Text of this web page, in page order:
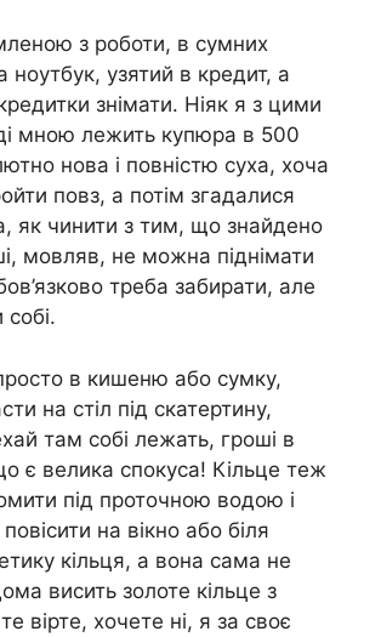
з роботи, в сумних
ноутбук, узятий в кредит, а
знімати. Ніяк я з цими
мною лежить купюра в 500
нова і повністю суха, хоча
повз, а потім згадалися
як чинити з тим, що знайдено
мовляв, не можна піднімати
треба забирати, але
в кишеню або сумку,
на стіл під скатертину,
там собі лежать, гроші в
є велика спокуса! Кільце теж
під проточною водою і
на вікно або біля
кільця, а вона сама не
висить золоте кільце з
вірте, хочете ні, я за своє